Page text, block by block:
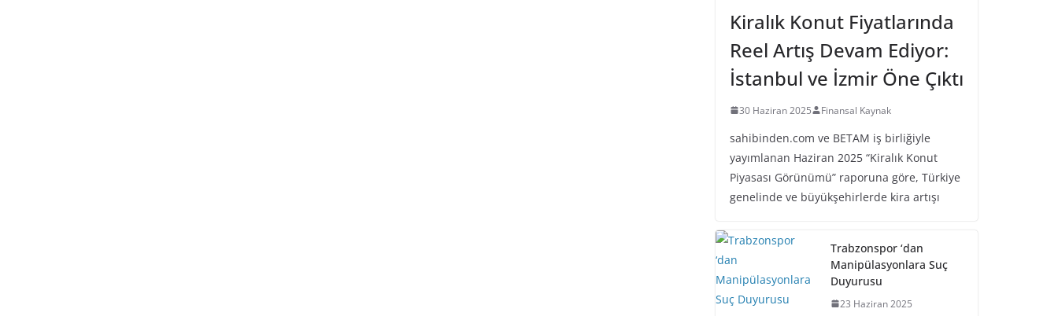
Kiralık Konut Fiyatlarında
Reel Artış Devam Ediyor:
İstanbul ve İzmir Öne Çıktı
30 Haziran 2025 Finansal Kaynak
sahibinden.com ve BETAM iş birliğiyle
yayımlanan Haziran 2025 “Kiralık Konut
Piyasası Görünümü” raporuna göre, Türkiye
genelinde ve büyükşehirlerde kira artışı
Trabzonspor ‘dan
Manipülasyonlara Suç
Duyurusu
23 Haziran 2025